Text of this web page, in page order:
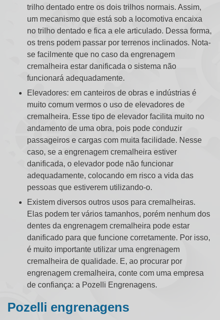
trilho dentado entre os dois trilhos normais. Assim,
um mecanismo que está sob a locomotiva encaixa
no trilho dentado e fica a ele articulado. Dessa forma,
os trens podem passar por terrenos inclinados. Nota-
se facilmente que no caso da engrenagem
cremalheira estar danificada o sistema não
funcionará adequadamente.
Elevadores: em canteiros de obras e indústrias é
muito comum vermos o uso de elevadores de
cremalheira. Esse tipo de elevador facilita muito no
andamento de uma obra, pois pode conduzir
passageiros e cargas com muita facilidade. Nesse
caso, se a engrenagem cremalheira estiver
danificada, o elevador pode não funcionar
adequadamente, colocando em risco a vida das
pessoas que estiverem utilizando-o.
Existem diversos outros usos para cremalheiras.
Elas podem ter vários tamanhos, porém nenhum dos
dentes da engrenagem cremalheira pode estar
danificado para que funcione corretamente. Por isso,
é muito importante utilizar uma engrenagem
cremalheira de qualidade. E, ao procurar por
engrenagem cremalheira, conte com uma empresa
de confiança: a Pozelli Engrenagens.
Pozelli engrenagens